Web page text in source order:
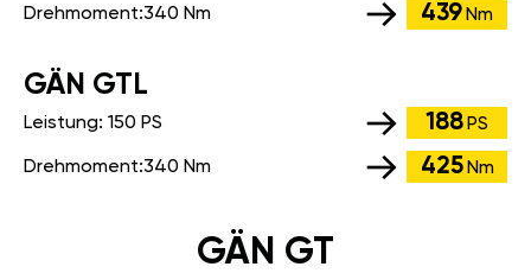
Drehmoment:340 Nm 439 Nm
GÄN GTL
Leistung: 150 PS 188 PS
Drehmoment:340 Nm 425 Nm
GÄN GT